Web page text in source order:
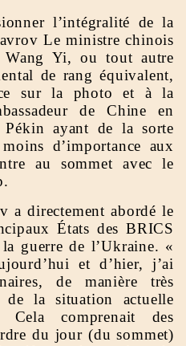
l’intégralité de la
Le ministre chinois
Wang Yi, ou tout autre
de rang équivalent,
sur la photo et à la
de Chine en
ayant de la sorte
d’importance aux
au sommet avec le
a directement abordé le
États des BRICS
guerre de l’Ukraine. «
et d’hier, j’ai
de manière très
de la situation actuelle
Cela comprenait des
du jour (du sommet)